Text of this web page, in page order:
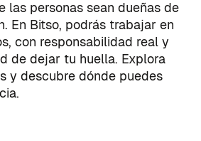
las personas sean dueñas de
En Bitso, podrás trabajar en
con responsabilidad real y
de dejar tu huella. Explora
y descubre dónde puedes